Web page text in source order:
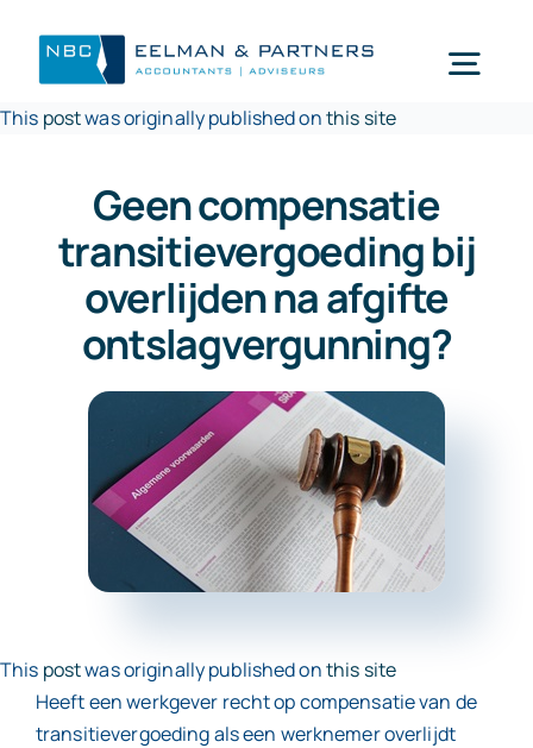
inhoud
Wie zijn wij
Mijn NBC Eelman & Partners
Nieuws
Werken bij
This postwas originally published onthis site
Geen compensatie
transitievergoeding bij
overlijden na afgifte
ontslagvergunning?
This postwas originally published onthis site
Heeft een werkgever recht op compensatie van de
transitievergoeding als een werknemer overlijdt